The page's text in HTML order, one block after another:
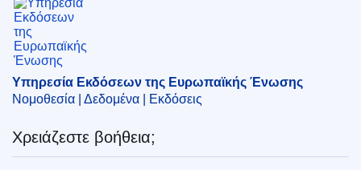
Υπηρεσία Εκδόσεων της Ευρωπαϊκής Ένωσης
Νομοθεσία | Δεδομένα | Εκδόσεις
Χρειάζεστε βοήθεια;